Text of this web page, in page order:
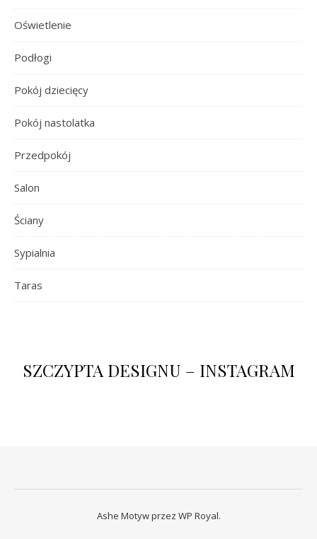
Oświetlenie
Podłogi
Pokój dziecięcy
Pokój nastolatka
Przedpokój
Salon
Ściany
Sypialnia
Taras
SZCZYPTA DESIGNU – INSTAGRAM
Ashe Motyw przez WP Royal.